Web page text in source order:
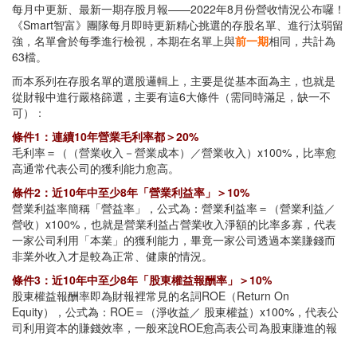
每月中更新、最新一期存股月報——2022年8月份營收情況公布囉！
《Smart智富》團隊每月即時更新精心挑選的存股名單、進行汰弱留
強，名單會於每季進行檢視，本期在名單上與前一期相同，共計為
63檔。
而本系列在存股名單的選股邏輯上，主要是從基本面為主，也就是
從財報中進行嚴格篩選，主要有這6大條件（需同時滿足，缺一不
可）：
條件1：連續10年營業毛利率都＞20%
毛利率＝（（營業收入－營業成本）／營業收入）x100%，比率愈
高通常代表公司的獲利能力愈高。
條件2：近10年中至少8年「營業利益率」＞10%
營業利益率簡稱「營益率」，公式為：營業利益率＝（營業利益／
營收）x100%，也就是營業利益占營業收入淨額的比率多寡，代表
一家公司利用「本業」的獲利能力，畢竟一家公司透過本業賺錢而
非業外收入才是較為正常、健康的情況。
條件3：近10年中至少8年「股東權益報酬率」＞10%
股東權益報酬率即為財報裡常見的名詞ROE（Return On
Equity），公式為：ROE＝（淨收益／ 股東權益）x100%，代表公
司利用資本的賺錢效率，一般來說ROE愈高表公司為股東賺進的報